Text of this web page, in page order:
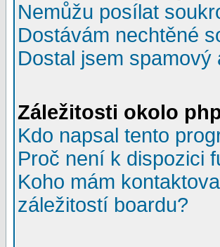
Nemůžu posílat
Dostávám nechtěné
Dostal jsem
Záležitosti okolo
Kdo napsal tento
Proč není k dispozici
Koho mám
záležitostí boardu?